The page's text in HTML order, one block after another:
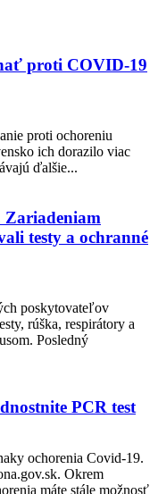
proti COVID-19
proti ochoreniu
ich dorazilo viac
ďalšie...
Zariadeniam
testy a ochranné
poskytovateľov
rúška, respirátory a
Posledný
PCR test
ochorenia Covid-19.
Okrem
máte stále možnosť